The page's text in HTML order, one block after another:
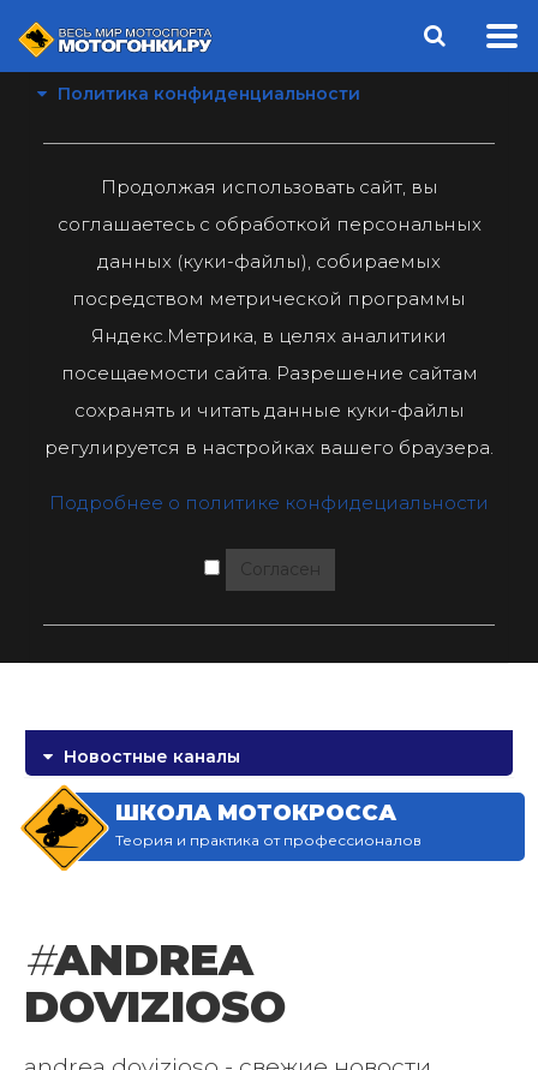
Политика конфиденциальности
Продолжая использовать сайт, вы
соглашаетесь с обработкой персональных
данных (куки-файлы), собираемых
посредством метрической программы
Яндекс.Метрика, в целях аналитики
посещаемости сайта. Разрешение сайтам
сохранять и читать данные куки-файлы
регулируется в настройках вашего браузера.
Подробнее о политике конфидециальности
Согласен
Новостные каналы
ШКОЛА МОТОКРОССА
Теория и практика от профессионалов
#ANDREA
DOVIZIOSO